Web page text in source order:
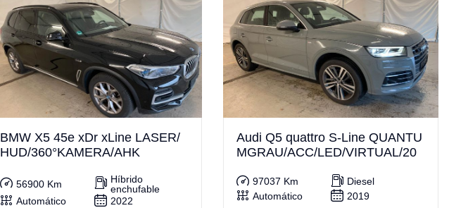
BMW X5 45e xDr xLine LASER/
HUD/360°KAMERA/AHK
56900 Km
Híbrido
enchufable
Automático
2022
Audi Q5 quattro S-Line QUANTU
MGRAU/ACC/LED/VIRTUAL/20
97037 Km
Diesel
Automático
2019